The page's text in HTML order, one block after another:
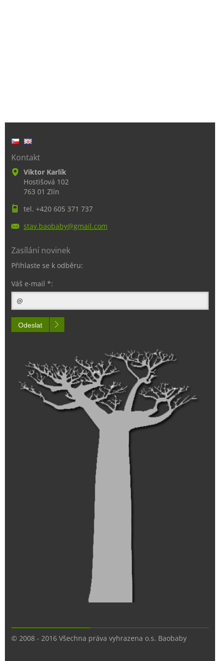
Kontakt
Viktor Karlík
Hostišová 102
763 01 Zlín
tel. +420 605 371 737
stav.baobaby@gmail.com
Zasílání novinek
Přihlaste se k odběru:
Váš e-mail *:
Odeslat
© 2008 - 2016 Všechna práva vyhrazena o.s. Baobaby